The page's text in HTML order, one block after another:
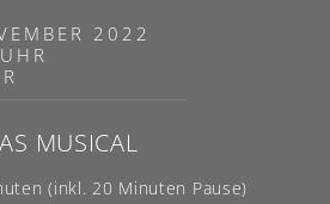
2022
MUSICAL
(inkl. 20 Minuten Pause)